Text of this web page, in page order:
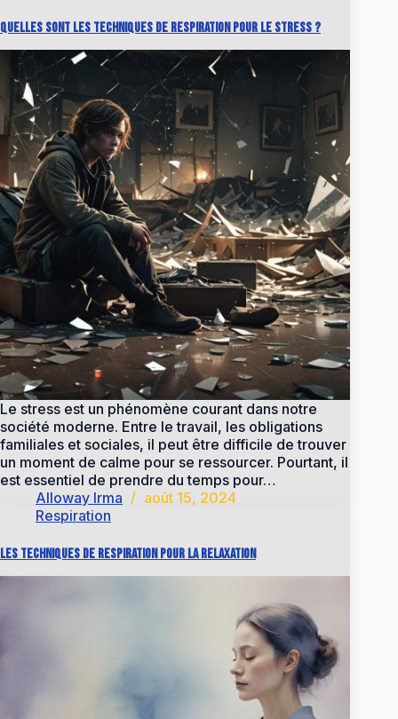
Quelles sont les techniques de respiration pour le stress ?
Le stress est un phénomène courant dans notre
société moderne. Entre le travail, les obligations
familiales et sociales, il peut être difficile de trouver
un moment de calme pour se ressourcer. Pourtant, il
est essentiel de prendre du temps pour…
Alloway Irma
août 15, 2024
Respiration
Les techniques de respiration pour la relaxation